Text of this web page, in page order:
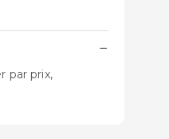
−
par prix,